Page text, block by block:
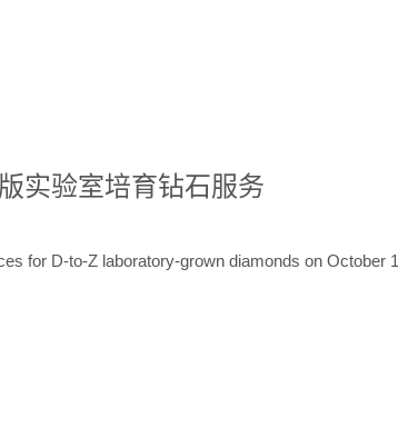
实验室培育钻石服务
for D-to-Z laboratory-grown diamonds on October 1